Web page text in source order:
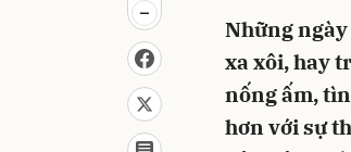
Những
xa xôi, hay
nống ấm,
hơn với sự